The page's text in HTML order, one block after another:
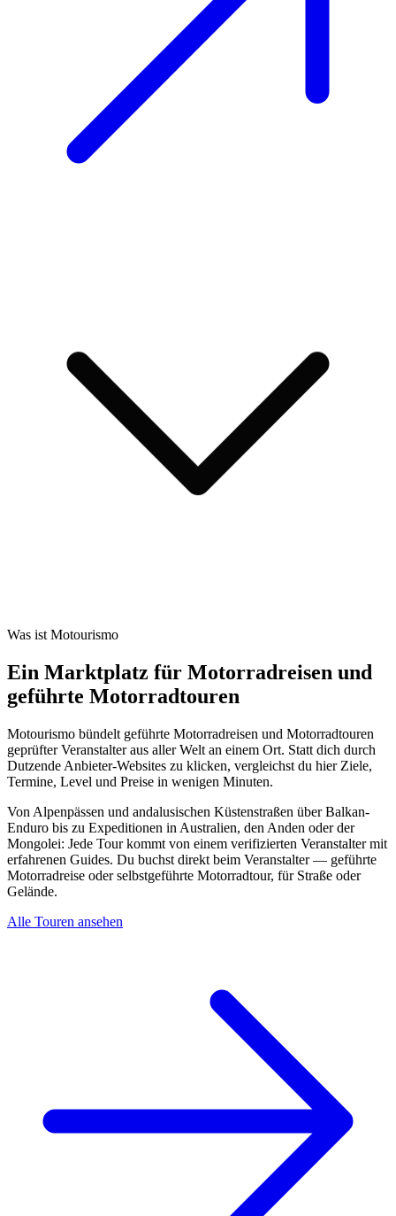
Was ist Motourismo
Ein Marktplatz für Motorradreisen und
geführte Motorradtouren
Motourismo bündelt geführte Motorradreisen und Motorradtouren
geprüfter Veranstalter aus aller Welt an einem Ort. Statt dich durch
Dutzende Anbieter-Websites zu klicken, vergleichst du hier Ziele,
Termine, Level und Preise in wenigen Minuten.
Von Alpenpässen und andalusischen Küstenstraßen über Balkan-
Enduro bis zu Expeditionen in Australien, den Anden oder der
Mongolei: Jede Tour kommt von einem verifizierten Veranstalter mit
erfahrenen Guides. Du buchst direkt beim Veranstalter — geführte
Motorradreise oder selbstgeführte Motorradtour, für Straße oder
Gelände.
Alle Touren ansehen